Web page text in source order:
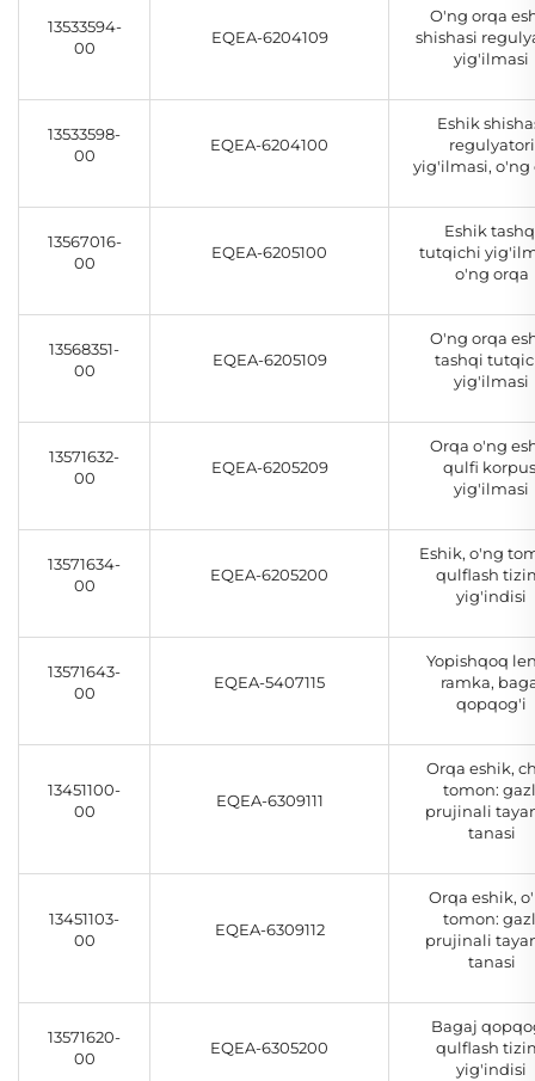
13533594-
00
EQEA-6204109
O'ng orqa
shishasi
yig'ilmasi
13533598-
00
EQEA-6204100
Eshik
regulyatori
yig'ilmasi, o'ng
13567016-
00
EQEA-6205100
Eshik
tutqichi
o'ng orqa
13568351-
00
EQEA-6205109
O'ng orqa
tashqi
yig'ilmasi
13571632-
00
EQEA-6205209
Orqa o'ng
qulfi
yig'ilmasi
13571634-
00
EQEA-6205200
Eshik, o'ng
qulflash
yig'indisi
13571643-
00
EQEA-5407115
Yopishqoq
ramka,
qopqog'i
13451100-
00
EQEA-6309111
Orqa eshik,
tomon:
prujinali
tanasi
13451103-
00
EQEA-6309112
Orqa eshik,
tomon:
prujinali
tanasi
13571620-
00
EQEA-6305200
Bagaj
qulflash
yig'indisi